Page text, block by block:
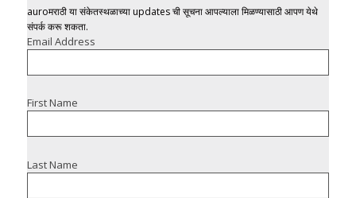
auroमराठी या संकेतस्थळाच्या updates ची सूचना आपल्याला मिळण्यासाठी आपण येथे
संपर्क करू शकता.
Email Address
First Name
Last Name